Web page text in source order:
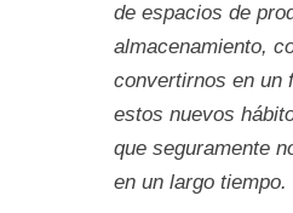
de espacios de
almacenamiento,
convertirnos en un
estos nuevos
que seguramente
en un largo tiempo.